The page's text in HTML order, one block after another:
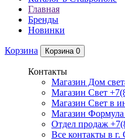
Главная
Бренды
Новинки
Корзина Корзина 0
Контакты
Магазин Дом
Магазин Свет
Магазин Свет в
Магазин Формула
Отдел продаж
Все контакты в г.